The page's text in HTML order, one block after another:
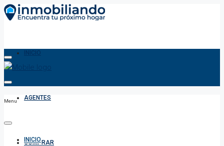
INICIO
AGENTES
COMPRAR
Menu
INICIO